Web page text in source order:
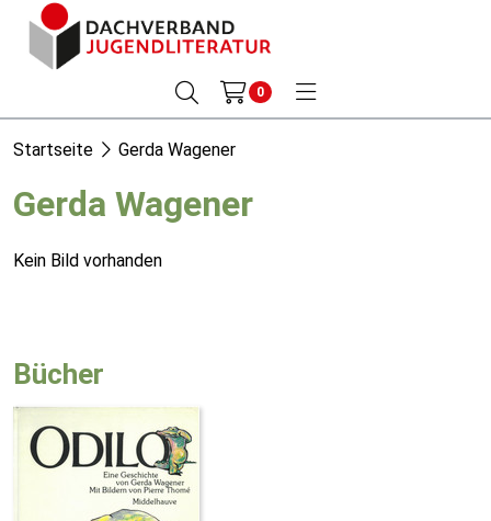
0
Startseite Gerda Wagener
Gerda Wagener
Kein Bild vorhanden
Bücher